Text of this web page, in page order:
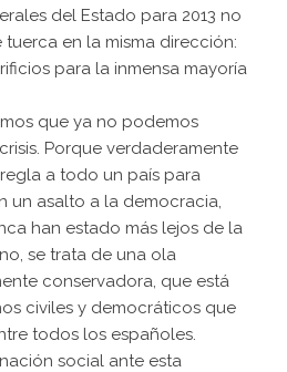
del Estado para 2013 no
en la misma dirección:
para la inmensa mayoría
que ya no podemos
Porque verdaderamente
a todo un país para
un asalto a la democracia,
han estado más lejos de la
se trata de una ola
conservadora, que está
civiles y democráticos que
todos los españoles.
social ante esta